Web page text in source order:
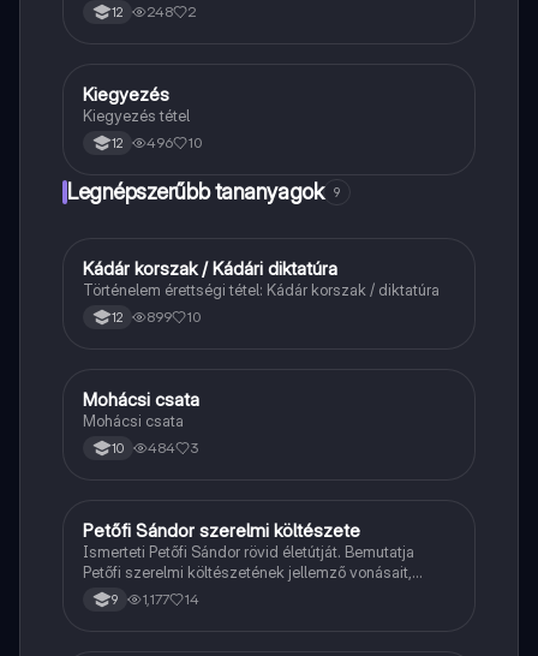
12 248 2
Töri
Kiegyezés
Kiegyezés tétel
12 496 10
Legnépszerűbb tananyagok 9
Töri
Kádár korszak / Kádári diktatúra
Történelem érettségi tétel: Kádár korszak / diktatúra
12 899 10
Magyar
Mohácsi csata
Mohácsi csata
10 484 3
Magyar
Petőfi Sándor szerelmi költészete
Ismerteti Petőfi Sándor rövid életútját. Bemutatja
Petőfi szerelmi költészetének jellemző vonásait,
vereseinek ihletőit és külön kitér a hitvesi
költészetére.
9 1,177 14